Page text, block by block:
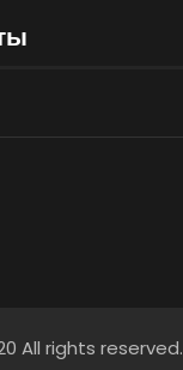
All rights reserved.